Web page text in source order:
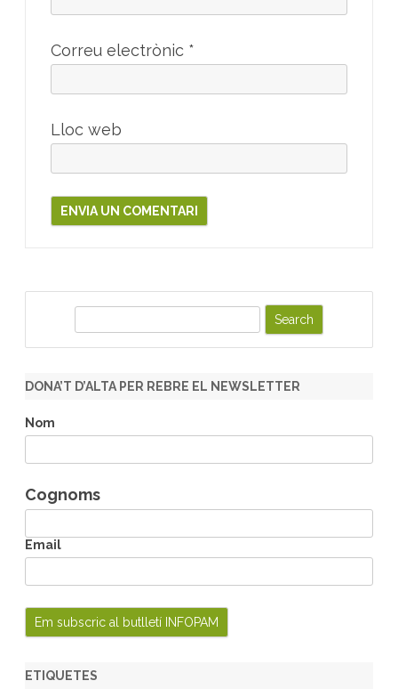
Correu electrònic *
Lloc web
r
h
DONA’T D’ALTA PER REBRE EL NEWSLETTER
Nom
Cognoms
Email
ETIQUETES